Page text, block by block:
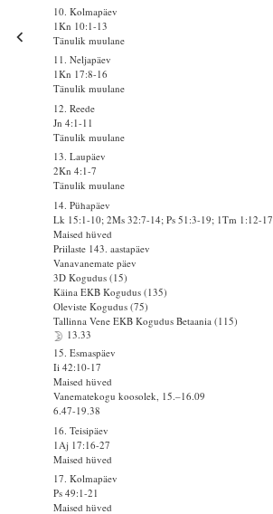
10. Kolmapäev
1Kn 10:1-13
Tänulik muulane
11. Neljapäev
1Kn 17:8-16
Tänulik muulane
12. Reede
Jn 4:1-11
Tänulik muulane
13. Laupäev
2Kn 4:1-7
Tänulik muulane
14. Pühapäev
Lk 15:1-10; 2Ms 32:7-14; Ps 51:3-19; 1Tm 1:12-17
Maised hüved
Priilaste 143. aastapäev
Vanavanemate päev
3D Kogudus (15)
Käina EKB Kogudus (135)
Oleviste Kogudus (75)
Tallinna Vene EKB Kogudus Betaania (115)
13.33
15. Esmaspäev
Ii 42:10-17
Maised hüved
Vanematekogu koosolek, 15.–16.09
6.47-19.38
16. Teisipäev
1Aj 17:16-27
Maised hüved
17. Kolmapäev
Ps 49:1-21
Maised hüved